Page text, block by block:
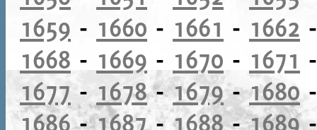
1659 - 1660 - 1661 - 1662
1668 - 1669 - 1670 - 1671
1677- 1678-1679-1680
1686-1687-1688-1689